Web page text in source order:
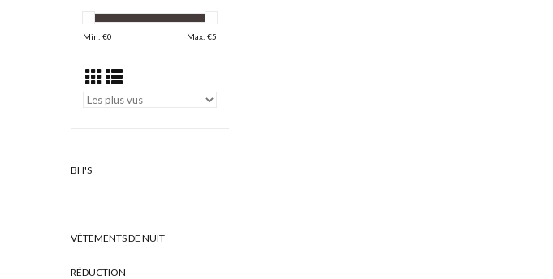
Min: €0 Max: €5
BH'S
VÊTEMENTS DE NUIT
RÉDUCTION